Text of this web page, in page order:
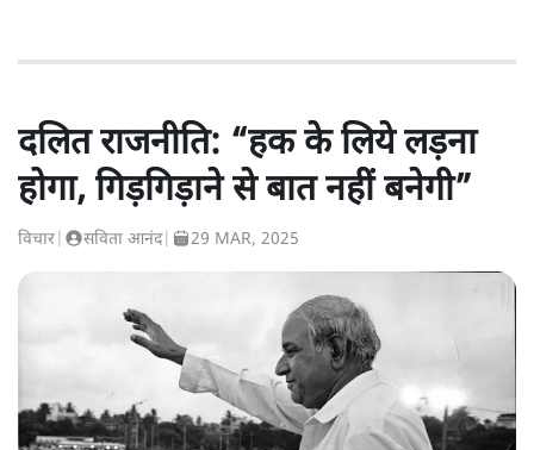
दलित राजनीति: “हक के लिये लड़ना
होगा, गिड़गिड़ाने से बात नहीं बनेगी”
विचार सविता आनंद| 29 MAR, 2025